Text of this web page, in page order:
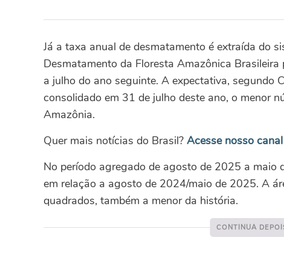
Já a taxa anual de desmatamento é extraída do
Desmatamento da Floresta Amazônica
a julho do ano seguinte. A expectativa, segundo
consolidado em 31 de julho deste ano, o menor
Amazônia.
Quer mais notícias do Brasil? Acesse nosso
No período agregado de agosto de 2025 a
em relação a agosto de 2024/maio de 2025. A
quadrados, também a menor da história.